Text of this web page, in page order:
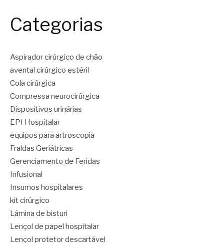
Categorias
Aspirador cirúrgico de chão
avental cirúrgico estéril
Cola cirúrgica
Compressa neurocirúrgica
Dispositivos urinárias
EPI Hospitalar
equipos para artroscopia
Fraldas Geriátricas
Gerenciamento de Feridas
Infusional
Insumos hospitalares
kit cirúrgico
Lâmina de bisturi
Lençol de papel hospitalar
Lençol protetor descartável